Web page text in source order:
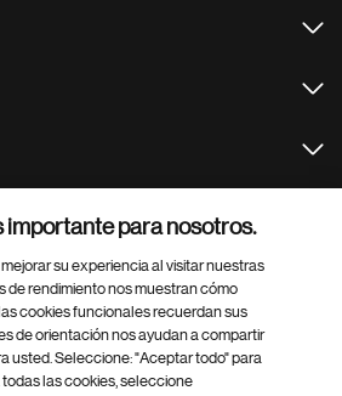
importante para nosotros.
su experiencia al visitar nuestras
de rendimiento nos muestran cómo
cookies funcionales recuerdan sus
de orientación nos ayudan a compartir
usted. Seleccione: "Aceptar todo" para
las cookies, seleccione